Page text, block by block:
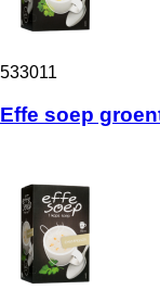
533011
Effe soep